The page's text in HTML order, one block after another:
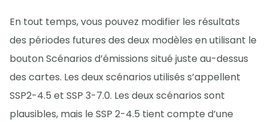
En tout temps, vous pouvez modifier les résultats
des périodes futures des deux modèles en utilisant le
bouton Scénarios d’émissions situé juste au-dessus
des cartes. Les deux scénarios utilisés s’appellent
SSP2-4.5 et SSP 3-7.0. Les deux scénarios sont
plausibles, mais le SSP 2-4.5 tient compte d’une